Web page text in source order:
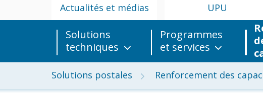
Actualités et médias UPU
Solutions
techniques
Programmes
et services
Solutions postales Renforcement des